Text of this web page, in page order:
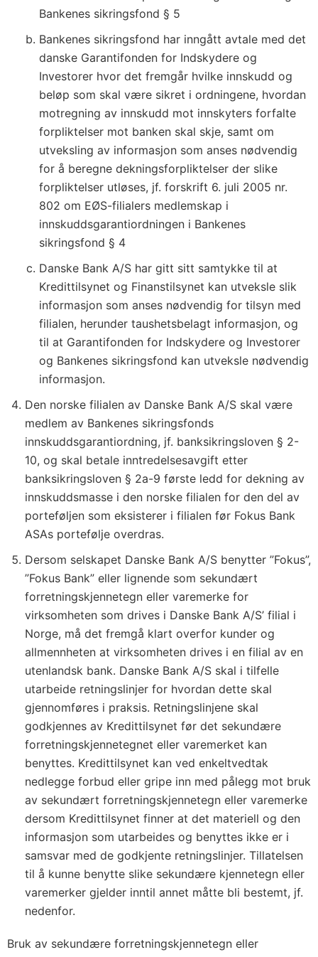
Bankenes sikringsfond § 5
Bankenes sikringsfond har inngått avtale med det
danske Garantifonden for Indskydere og
Investorer hvor det fremgår hvilke innskudd og
beløp som skal være sikret i ordningene, hvordan
motregning av innskudd mot innskyters forfalte
forpliktelser mot banken skal skje, samt om
utveksling av informasjon som anses nødvendig
for å beregne dekningsforpliktelser der slike
forpliktelser utløses, jf. forskrift 6. juli 2005 nr.
802 om EØS-filialers medlemskap i
innskuddsgaranti­ordningen i Bankenes
sikringsfond § 4
Danske Bank A/S har gitt sitt samtykke til at
Kredittilsynet og Finanstilsynet kan utveksle slik
informasjon som anses nødvendig for tilsyn med
filialen, herunder taushetsbelagt informasjon, og
til at Garantifonden for Indskydere og Investorer
og Bankenes sikringsfond kan utveksle nødvendig
informasjon.
Den norske filialen av Danske Bank A/S skal være
medlem av Bankenes sikringsfonds
innskuddsgarantiordning, jf. banksikringsloven § 2-
10, og skal betale inntredelsesavgift etter
banksikringsloven § 2a-9 første ledd for dekning av
innskuddsmasse i den norske filialen for den del av
porteføljen som eksisterer i filialen før Fokus Bank
ASAs portefølje overdras.
Dersom selskapet Danske Bank A/S benytter ”Fokus”,
”Fokus Bank” eller lignende som sekundært
forretningskjennetegn eller varemerke for
virksomheten som drives i Danske Bank A/S’ filial i
Norge, må det fremgå klart overfor kunder og
allmennheten at virksomheten drives i en filial av en
utenlandsk bank. Danske Bank A/S skal i tilfelle
utarbeide retningslinjer for hvordan dette skal
gjennomføres i praksis. Retningslinjene skal
godkjennes av Kredittilsynet før det sekundære
forretningskjennetegnet eller varemerket kan
benyttes. Kredittilsynet kan ved enkeltvedtak
nedlegge forbud eller gripe inn med pålegg mot bruk
av sekundært forretningskjennetegn eller varemerke
dersom Kredittilsynet finner at det materiell og den
informasjon som utarbeides og benyttes ikke er i
samsvar med de godkjente retningslinjer. Tillatelsen
til å kunne benytte slike sekundære kjennetegn eller
varemerker gjelder inntil annet måtte bli bestemt, jf.
nedenfor.
Bruk av sekundære forretningskjennetegn eller